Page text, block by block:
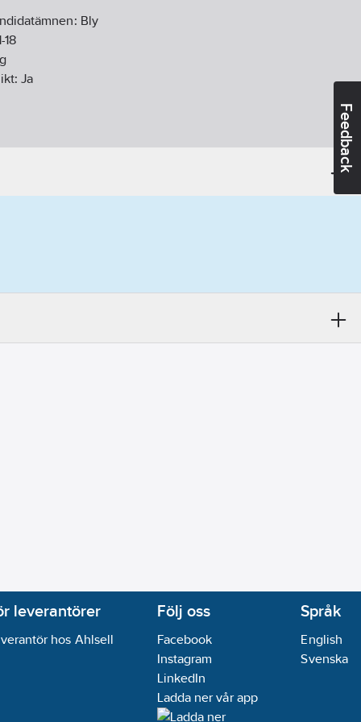
Feedback
Bly
18
Ja
leverantörer
hos Ahlsell
Följ oss
Facebook
Instagram
LinkedIn
Ladda ner vår app
Språk
English
Svenska